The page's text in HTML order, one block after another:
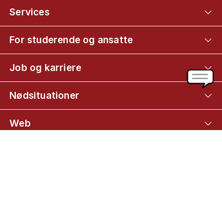
Services
For studerende og ansatte
Job og karriere
Nødsituationer
Web